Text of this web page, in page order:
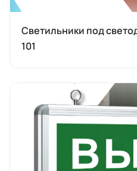
Светильники под
101